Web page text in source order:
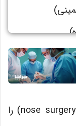
)
هنگامی که قصد انجام جراحی بینی (nose surgery) را